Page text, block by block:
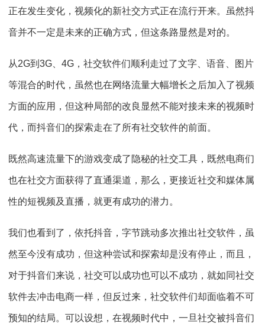
正在发生变化，视频化的新社交方式正在流行开来。虽然抖
音并不一定是未来的正确方式，但这条路显然是对的。
从2G到3G、4G，社交软件们顺利走过了文字、语音、图片
等混合的时代，虽然也在网络流量大幅增长之后加入了视频
方面的应用，但这种局部的改良显然不能对接未来的视频时
代，而抖音们的探索走在了所有社交软件的前面。
既然高速流量下的游戏变成了隐秘的社交工具，既然电商们
也在社交方面获得了直通渠道，那么，更接近社交和媒体属
性的短视频及直播，就更有成功的潜力。
我们也看到了，依托抖音，字节跳动多次推出社交软件，虽
然至今没有成功，但这种尝试和探索却是没有停止，而且，
对于抖音们来说，社交可以成功也可以不成功，就如同社交
软件去冲击电商一样，但反过来，社交软件们却面临着不可
预知的结局。可以设想，在视频时代中，一旦社交被抖音们